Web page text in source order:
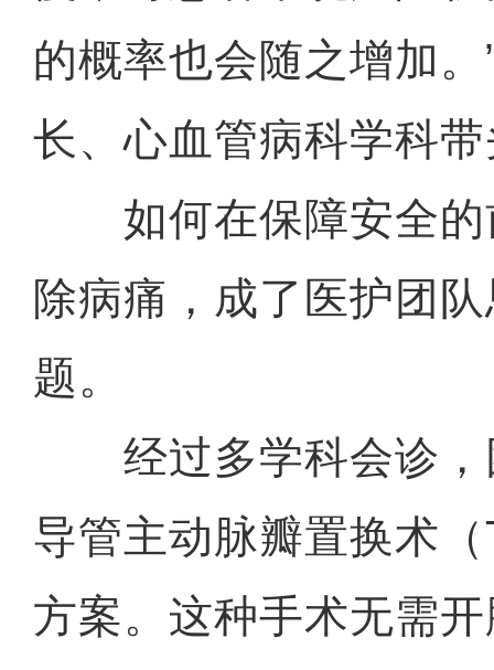
的概率也会随之增加
长、心血管病科学科
如何在保障安全的
除病痛，成了医护团
题。
经过多学科会诊，
导管主动脉瓣置换术
方案。这种手术无需